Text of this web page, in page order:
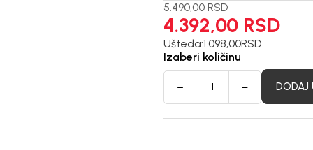
5.490,00 RSD
4.392,00 RSD
Ušteda:1.098,00RSD
Izaberi količinu
DODAJ